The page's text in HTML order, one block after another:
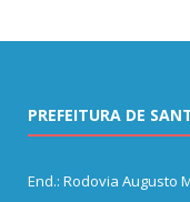
PREFEITURA DE
End.: Rodovia Augusto